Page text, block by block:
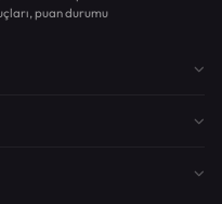
puan durumu